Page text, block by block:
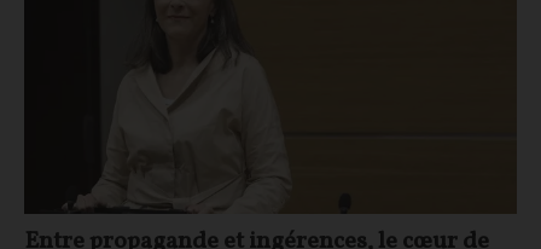
Entre propagande et ingérences, le cœur de